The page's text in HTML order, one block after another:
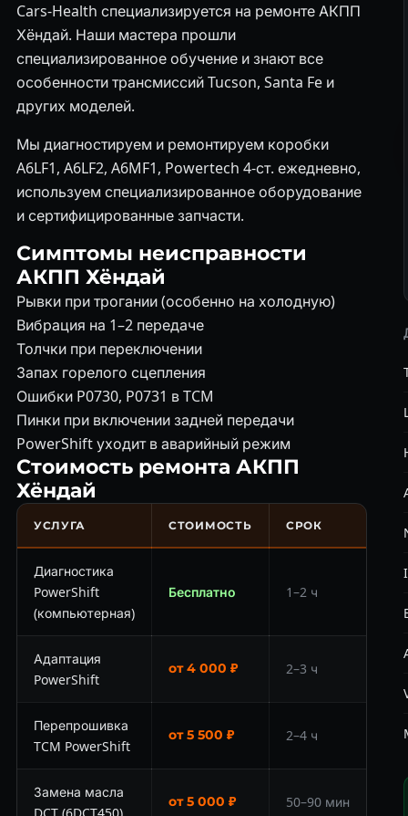
Cars-Health специализируется на ремонте АКПП
Хёндай. Наши мастера прошли
специализированное обучение и знают все
особенности трансмиссий Tucson, Santa Fe и
других моделей.
Мы диагностируем и ремонтируем коробки
A6LF1, A6LF2, A6MF1, Powertech 4-ст. ежедневно,
используем специализированное оборудование
и сертифицированные запчасти.
Симптомы неисправности
АКПП Хёндай
Рывки при трогании (особенно на холодную)
Вибрация на 1–2 передаче
Толчки при переключении
Запах горелого сцепления
Ошибки P0730, P0731 в TCM
Пинки при включении задней передачи
PowerShift уходит в аварийный режим
Стоимость ремонта АКПП
Хёндай
УСЛУГА СТОИМОСТЬ СРОК
Диагностика
PowerShift
(компьютерная)
Бесплатно 1–2 ч
Адаптация
PowerShift
от 4 000 ₽ 2–3 ч
Перепрошивка
TCM PowerShift
от 5 500 ₽ 2–4 ч
Замена масла
от 5 000 ₽ 50–90 мин